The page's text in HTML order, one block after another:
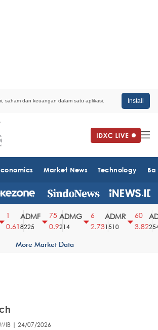
saham dan keuangan dalam satu aplikasi. Install
Market News Technology
0.61
ADMF
8225
75
0.9
ADMG
214
2.73
ADMR
1510
60
3.822540
More Market Data
| 24/07/2026